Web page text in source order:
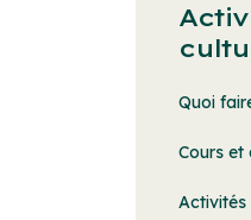
Quoi
Cours et
Activités